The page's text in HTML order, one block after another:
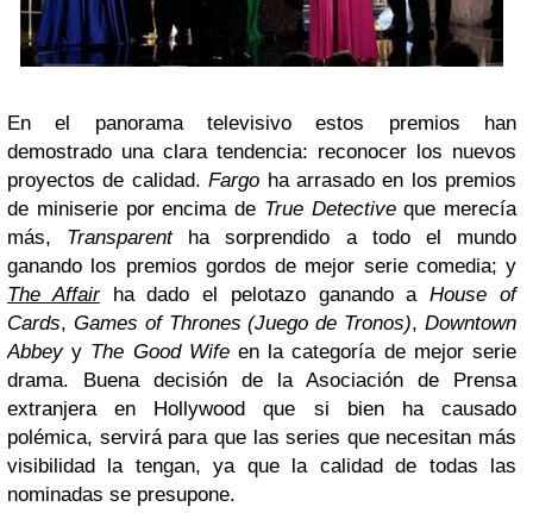
En el panorama televisivo estos premios han
demostrado una clara tendencia: reconocer los nuevos
proyectos de calidad.Fargo ha arrasado en los premios
de miniserie por encima de True Detectiveque merecía
más, Transparentha sorprendido a todo el mundo
ganando los premios gordos de mejor serie comedia; y
The Affairha dado el pelotazo ganando aHouse of
Cards, Games of Thrones (Juego de Tronos),Downtown
Abbeyy The Good Wifeen la categoría de mejor serie
drama. Buena decisión de la Asociación de Prensa
extranjera en Hollywood que si bien ha causado
polémica, servirá para que las series que necesitan más
visibilidad la tengan, ya que la calidad de todas las
nominadas se presupone.